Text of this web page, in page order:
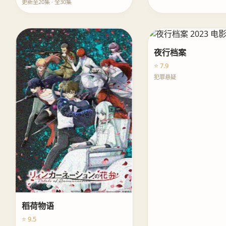
更新至20集 · 全30集
稻荷物语
⭐ 9.5
夜行档案
⭐ 7.9
犯罪悬疑